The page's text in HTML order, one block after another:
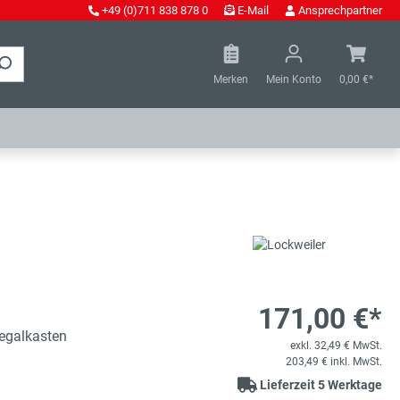
+49 (0)711 838 878 0 E-Mail Ansprechpartner
Merken Mein Konto 0,00 €*
171,00 €*
exkl. 32,49 € MwSt.
203,49 € inkl. MwSt.
Lieferzeit 5 Werktage